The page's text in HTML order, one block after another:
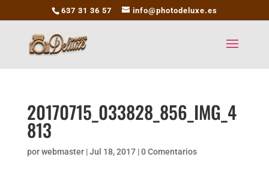
637 31 36 57 info@photodeluxe.es
20170715_033828_856_IMG_4
813
porwebmaster|Jul 18, 2017|0 Comentarios